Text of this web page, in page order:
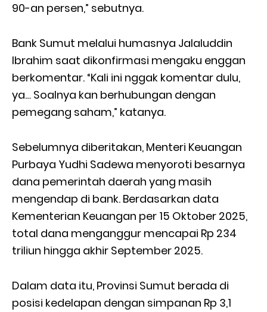
90-an persen,” sebutnya.
Bank Sumut melalui humasnya Jalaluddin
Ibrahim saat dikonfirmasi mengaku enggan
berkomentar. “Kali ini nggak komentar dulu,
ya… Soalnya kan berhubungan dengan
pemegang saham,” katanya.
Sebelumnya diberitakan, Menteri Keuangan
Purbaya Yudhi Sadewa menyoroti besarnya
dana pemerintah daerah yang masih
mengendap di bank. Berdasarkan data
Kementerian Keuangan per 15 Oktober 2025,
total dana menganggur mencapai Rp 234
triliun hingga akhir September 2025.
Dalam data itu, Provinsi Sumut berada di
posisi kedelapan dengan simpanan Rp 3,1